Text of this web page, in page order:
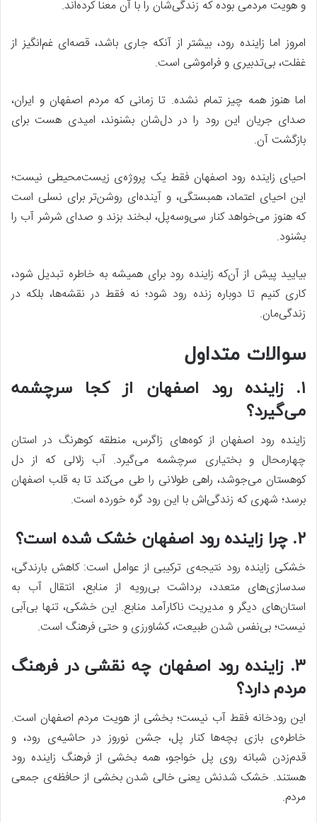
و هویت مردمی بوده که زندگی‌شان را با آن معنا کرده‌اند.
امروز اما زاینده رود، بیشتر از آنکه جاری باشد، قصه‌ای غم‌انگیز از
غفلت، بی‌تدبیری و فراموشی است.
اما هنوز همه چیز تمام نشده. تا زمانی که مردم اصفهان و ایران،
صدای جریان این رود را در دل‌شان بشنوند، امیدی هست برای
بازگشت آن.
احیای زاینده رود اصفهان فقط یک پروژه‌ی زیست‌محیطی نیست؛
این احیای اعتماد، همبستگی، و آینده‌ای روشن‌تر برای نسلی است
که هنوز می‌خواهد کنار سی‌وسه‌پل، لبخند بزند و صدای شرشر آب را
بشنود.
بیایید پیش از آن‌که زاینده رود برای همیشه به خاطره تبدیل شود،
کاری کنیم تا دوباره زنده رود شود؛ نه فقط در نقشه‌ها، بلکه در
زندگی‌مان.
سوالات متداول
۱. زاینده رود اصفهان از کجا سرچشمه
می‌گیرد؟
زاینده رود اصفهان از کوه‌های زاگرس، منطقه کوهرنگ در استان
چهارمحال و بختیاری سرچشمه می‌گیرد. آب زلالی که از دل
کوهستان می‌جوشد، راهی طولانی را طی می‌کند تا به قلب اصفهان
برسد؛ شهری که زندگی‌اش با این رود گره خورده است.
۲. چرا زاینده رود اصفهان خشک شده است؟
خشکی زاینده رود نتیجه‌ی ترکیبی از عوامل است: کاهش بارندگی،
سدسازی‌های متعدد، برداشت بی‌رویه از منابع، انتقال آب به
استان‌های دیگر و مدیریت ناکارآمد منابع. این خشکی، تنها بی‌آبی
نیست؛ بی‌نفس شدن طبیعت، کشاورزی و حتی فرهنگ است.
۳. زاینده رود اصفهان چه نقشی در فرهنگ
مردم دارد؟
این رودخانه فقط آب نیست؛ بخشی از هویت مردم اصفهان است.
خاطره‌ی بازی بچه‌ها کنار پل، جشن نوروز در حاشیه‌ی رود، و
قدم‌زدن شبانه روی پل خواجو، همه بخشی از فرهنگ زاینده رود
هستند. خشک شدنش یعنی خالی شدن بخشی از حافظه‌ی جمعی
مردم.